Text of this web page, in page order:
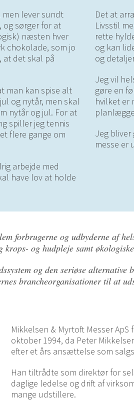
men lever sundt
og sørger for at
næsten hver
chokolade, som jo
at det skal på
man kan spise alt
og nytår, men skal
nytår og jul. For at
spiller jeg tennis
flere gange om
arbejde med
have lov at holde
Det at
Livsstil
rette
og kan
og
Jeg vil
gøre en
hvilket er
Jeg
messe er
forbrugerne og udbyderne af
og hudpleje samt
og den seriøse alternative
brancheorganisationer til at
Mikkelsen & Myrtoft Messer
oktober 1994, da Peter
efter et års ansættelse som
Han tiltrådte som direktør for
daglige ledelse og drift af
mange udstillere.